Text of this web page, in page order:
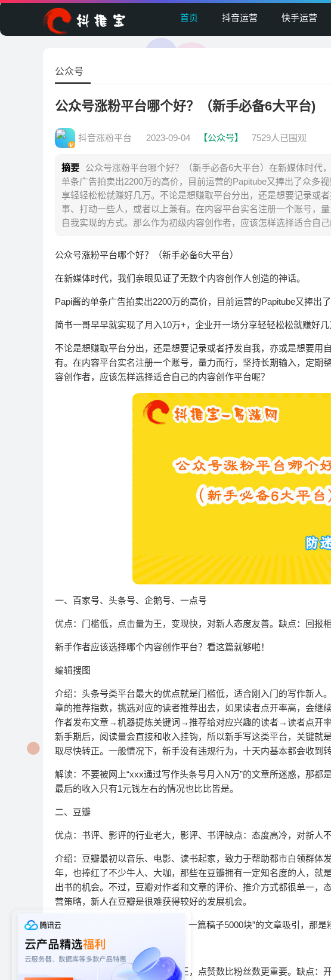
首页 抖音运营 快手运营
公众号
公众号涨粉平台哪个好？（新手必备6大平台)
抖音涨粉平台 2023-09-04 【公众号】 7529人已围观
摘要
公众号涨粉平台哪个好？（新手必备6大平台）在新媒体时代
单条广告拍卖出2200万的高价，目前运营的Papitube又捧出了众多
享轻轻松松就赚好几万。不论是想赚取平台分出，还是想要记录或
事、打动一些人，或者以上兼有。在内容平台实名注册一个账号，
自我实现的方式。那么作为初级内容创作者，应该怎样选择适合自己
公众号涨粉平台哪个好？（新手必备6大平台）
在新媒体时代，我们亲眼见证了无数个内容创作人创造的神话。
Papi酱的单条广告拍卖出2200万的高价，目前运营的Papitube又捧出了
简书一哥早早就实现了月入10万+，企业开一场分享轻轻松松就赚好几
不论是想赚取平台分出，还是想要记录或者抒发自我，亦或是想要用
有。在内容平台实名注册一个账号，量力而行，坚持长期输入，定期
容创作者，应该怎样选择适合自己的内容创作平台呢？
一、百家号、头条号、企鹅号、一点号
优点：门槛低，点击量为王，变现快，对新人态度友善。缺点：
新手作者应该选择哪个内容创作平台？看这篇就够啦！
编辑搜图
介绍：头条号类平台最大的优点就是门槛低，适合刚入门的写作新人
章的推荐指数，挑选对应的读者推荐出去，如果读者点开率高，会继
作者发布文章→机器提炼关键词→推荐给对应兴趣的读者→读者点开
新手期后，阅读量会直接和收入挂钩，所以新手写这类平台，关键就
取尽快转正。一般情况下，新手没有违规行为，十天内基本都会收到转
解读：不要被网上“xxx通过写作头条号月入N万”的文章所迷惑，那都
最后的收入只有1元钱左右的情况也比比皆是。
二、豆瓣
优点：书评、影评的行业老大，影评、书评缺点：态度高冷，对
介绍：豆瓣最初以音乐、电影、读书起家，致力于帮助都市白领群体
年，也捧红了不少牛人、大咖，那些在豆瓣拥有一定知名度的人，就
出书的机会。不过，豆瓣对作者和文章的评价、推介方式都很单一，
营策略，新人在豆瓣是很难获得较好的发展机会。
解毒：不要被“xxx在豆瓣写影评，一篇稿子5000块”的文章吸引，那是
三、知乎
优点：对新人态度友善，内容为王，点赞数比粉丝数更重要。缺点：